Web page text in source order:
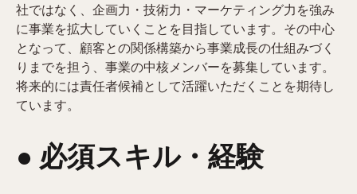
社ではなく、企画力・技術力・マーケティング力を強み
に事業を拡大していくことを目指しています。その中心
となって、顧客との関係構築から事業成長の仕組みづく
りまでを担う、事業の中核メンバーを募集しています。
将来的には責任者候補として活躍いただくことを期待し
ています。
● 必須スキル・経験